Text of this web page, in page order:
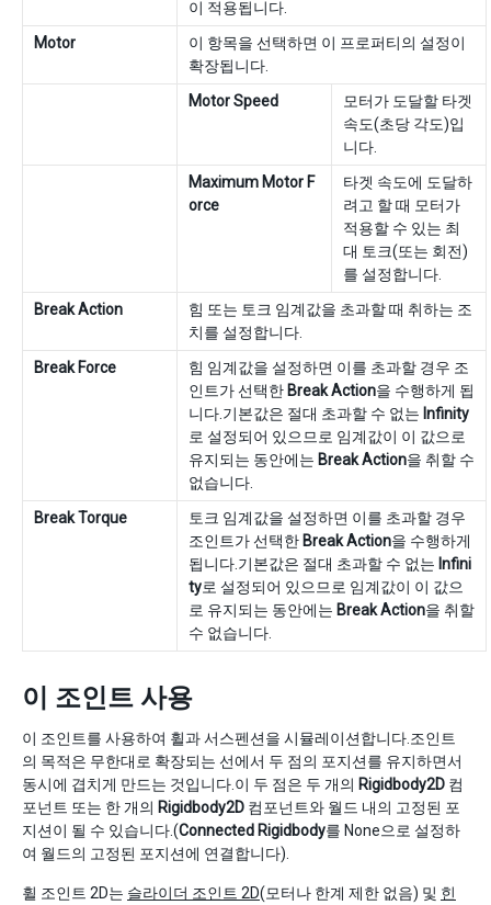
이 적용됩니다.
Motor
이 항목을 선택하면 이 프로퍼티의 설정이
확장됩니다.
Motor Speed
모터가 도달할 타겟
속도(초당 각도)입
니다.
Maximum Motor F
orce
타겟 속도에 도달하
려고 할 때 모터가
적용할 수 있는 최
대 토크(또는 회전)
를 설정합니다.
Break Action
힘 또는 토크 임계값을 초과할 때 취하는 조
치를 설정합니다.
Break Force
힘 임계값을 설정하면 이를 초과할 경우 조
인트가 선택한 Break Action을 수행하게 됩
니다.기본값은 절대 초과할 수 없는 Infinity
로 설정되어 있으므로 임계값이 이 값으로
유지되는 동안에는 Break Action을 취할 수
없습니다.
Break Torque
토크 임계값을 설정하면 이를 초과할 경우
조인트가 선택한 Break Action을 수행하게
됩니다.기본값은 절대 초과할 수 없는 Infini
ty로 설정되어 있으므로 임계값이 이 값으
로 유지되는 동안에는 Break Action을 취할
수 없습니다.
이 조인트 사용
이 조인트를 사용하여 휠과 서스펜션을 시뮬레이션합니다.조인트
의 목적은 무한대로 확장되는 선에서 두 점의 포지션를 유지하면서
동시에 겹치게 만드는 것입니다.이 두 점은 두 개의 Rigidbody2D 컴
포넌트 또는 한 개의 Rigidbody2D 컴포넌트와 월드 내의 고정된 포
지션이 될 수 있습니다.(Connected Rigidbody를 None으로 설정하
여 월드의 고정된 포지션에 연결합니다).
휠 조인트 2D는 슬라이더 조인트 2D(모터나 한계 제한 없음) 및 힌